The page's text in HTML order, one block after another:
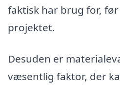
faktisk har brug for,
projektet.
Desuden er
væsentlig faktor, der